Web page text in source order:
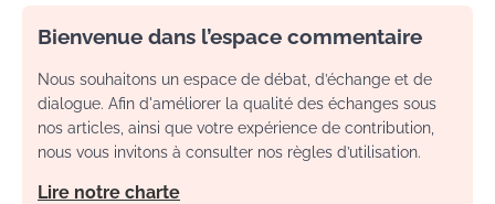
Bienvenue dans l’espace commentaire
Nous souhaitons un espace de débat, d’échange et de
dialogue. Afin d'améliorer la qualité des échanges sous
nos articles, ainsi que votre expérience de contribution,
nous vous invitons à consulter nos règles d’utilisation.
Lire notre charte